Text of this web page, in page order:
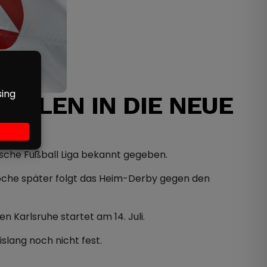
IN DIE NEUE
Fußball Liga bekannt gegeben.
später folgt das Heim-Derby gegen den
Karlsruhe startet am 14. Juli.
noch nicht fest.